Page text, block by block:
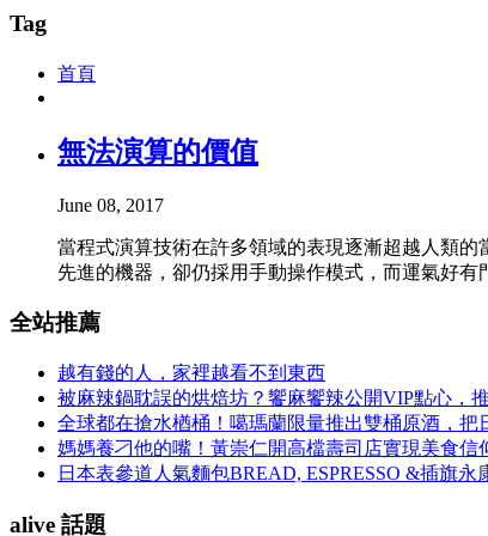
Tag
首頁
無法演算的價值
June 08, 2017
當程式演算技術在許多領域的表現逐漸超越人類
先進的機器，卻仍採用手動操作模式，而運氣好
全站推薦
越有錢的人，家裡越看不到東西
被麻辣鍋耽誤的烘焙坊？饗麻饗辣公開VIP點心，
全球都在搶水楢桶！噶瑪蘭限量推出雙桶原酒，把
媽媽養刁他的嘴！黃崇仁開高檔壽司店實現美食信
日本表參道人氣麵包BREAD, ESPRESSO &插旗
alive 話題